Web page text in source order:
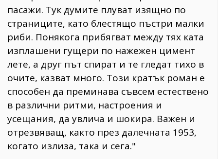
пасажи. Тук думите плуват изящно по
страниците, като блестящо пъстри малки
риби. Понякога прибягват между тях ката
изплашени гущери по нажежен цимент
лете, а друг път спират и те гледат тихо в
очите, казват много. Този кратък роман е
способен да преминава съвсем естествено
в различни ритми, настроения и
усещания, да увлича и шокира. Важен и
отрезвяващ, както през далечната 1953,
когато излиза, така и сега."